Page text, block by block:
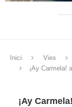
Inici Vies
¡Ay Carmela!
¡Ay